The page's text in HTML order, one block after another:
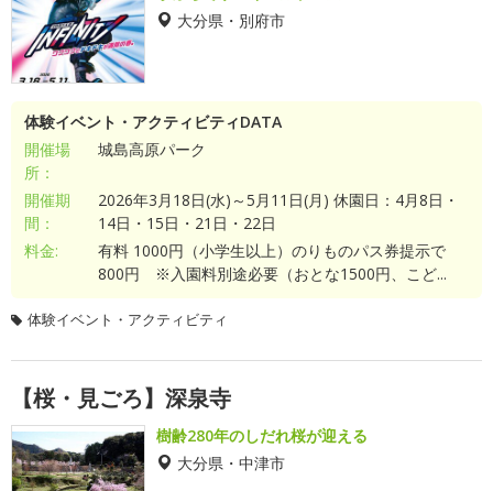
大分県・別府市
体験イベント・アクティビティDATA
開催場
所：
城島高原パーク
開催期
間：
2026年3月18日(水)～5月11日(月) 休園日：4月8日・
14日・15日・21日・22日
料金:
有料 1000円（小学生以上）のりものパス券提示で
800円 ※入園料別途必要（おとな1500円、こど...
体験イベント・アクティビティ
【桜・見ごろ】深泉寺
樹齢280年のしだれ桜が迎える
大分県・中津市